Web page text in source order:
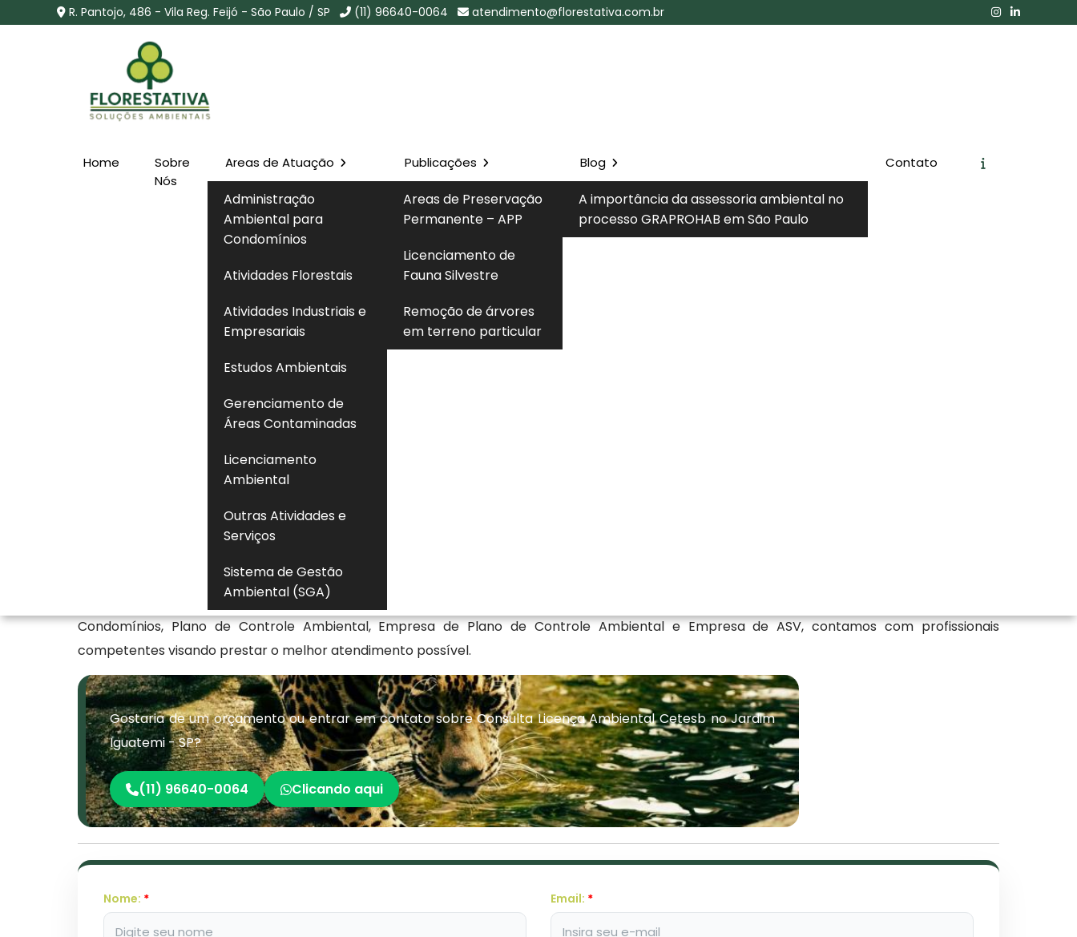
R. Pantojo, 486 - Vila Reg. Feijó - São Paulo / SP (11) 96640-0064 atendimento@florestativa.com.br
Home
Sobre
Nós
Areas de Atuação
Administração
Ambiental para
Condomínios
Atividades Florestais
Atividades Industriais e
Empresariais
Estudos Ambientais
Gerenciamento de
Áreas Contaminadas
Licenciamento
Ambiental
Outras Atividades e
Serviços
Sistema de Gestão
Ambiental (SGA)
Publicações
Areas de Preservação
Permanente – APP
Licenciamento de
Fauna Silvestre
Remoção de árvores
em terreno particular
Blog
A importância da assessoria ambiental no
processo GRAPROHAB em São Paulo
Contato
Consulta Licença Ambiental Cetesb
no Jardim Iguatemi - SP
Consulta Licença Ambiental Cetesb no Jardim Iguatemi - SP
Solicite um Orçamento
Se você está procurando por soluções em consulta licença ambiental cetesb
qualificados, entendimento completo das normas técnicas e legais vigentes, ampla disponibilidade
Seja bem-vindo à FlorestAtiva, uma empresa especializada em consultoria ambiental com soluções
diversas em sustentabilidade e preservação do meio ambiente. Quer saber mais sobre nossas
soluções? Continue navegando em nosso site! Se preferir, entre em contato com nossos
especialistas através dos canais de comunicação disponíveis e saiba mais.
Empresa especializada em consulta licença ambiental cetesb
mercado com o objetivo de disponibilizar Consulta Licença Ambiental Cetesb no Jardim Iguatemi - SP com a qualidade que você tanto almeja.
Venha e faça um orçamento. Além de sermos especializados em Renovação da Licença de Operação Cetesb, Administração Ambiental para
Condomínios, Plano de Controle Ambiental, Empresa de Plano de Controle Ambiental e Empresa de ASV, contamos com profissionais
competentes visando prestar o melhor atendimento possível.
Gostaria de um orçamento ou entrar em contato sobre Consulta Licença Ambiental Cetesb no Jardim
Iguatemi - SP?
(11) 96640-0064 Clicando aqui
Nome: * Email: *